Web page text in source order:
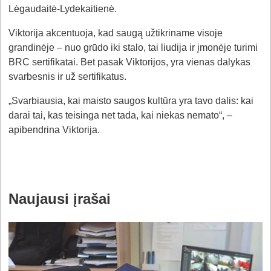
Lėgaudaitė-Lydekaitienė.
Viktorija akcentuoja, kad saugą užtikriname visoje
grandinėje – nuo grūdo iki stalo, tai liudija ir įmonėje turimi
BRC sertifikatai. Bet pasak Viktorijos, yra vienas dalykas
svarbesnis ir už sertifikatus.
„Svarbiausia, kai maisto saugos kultūra yra tavo dalis: kai
darai tai, kas teisinga net tada, kai niekas nemato“, –
apibendrina Viktorija.
Naujausi įrašai